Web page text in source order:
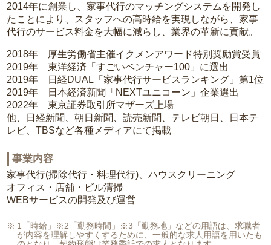
2014年に創業し、家事代行のマッチングシステムを開発し
たことにより、スタッフへの高時給を実現しながら、家事
代行のサービス料金を大幅に減らし、業界の革新に貢献。
2018年 厚生労働省主催イクメンアワード特別奨励賞受賞
2019年 東洋経済「すごいベンチャー100」に選出
2019年 日経DUAL「家事代行サービスランキング」第1位
2019年 日本経済新聞「NEXTユニコーン」企業選出
2022年 東京証券取引所マザーズ上場
他、日経新聞、朝日新聞、読売新聞、テレビ朝日、日本テ
レビ、TBSなど各種メディアにて掲載
事業内容
家事代行(掃除代行・料理代行)、ハウスクリーニング
オフィス・店舗・ビル清掃
WEBサービスの開発及び運営
1「時給」※2「勤務時間」※3「勤務地」などの用語は、求職者
が内容を理解しやすくするために、一般的な求人用語を用いたも